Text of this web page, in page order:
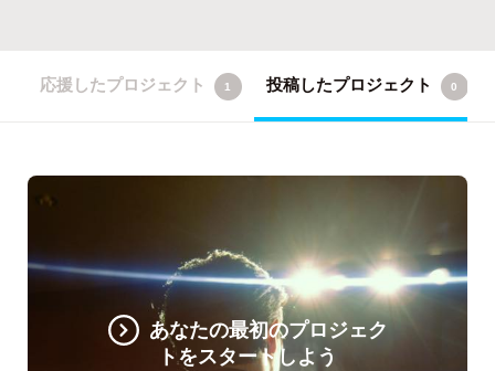
応援したプロジェクト 1 投稿したプロジェクト 0
あなたの最初のプロジェク
トをスタートしよう